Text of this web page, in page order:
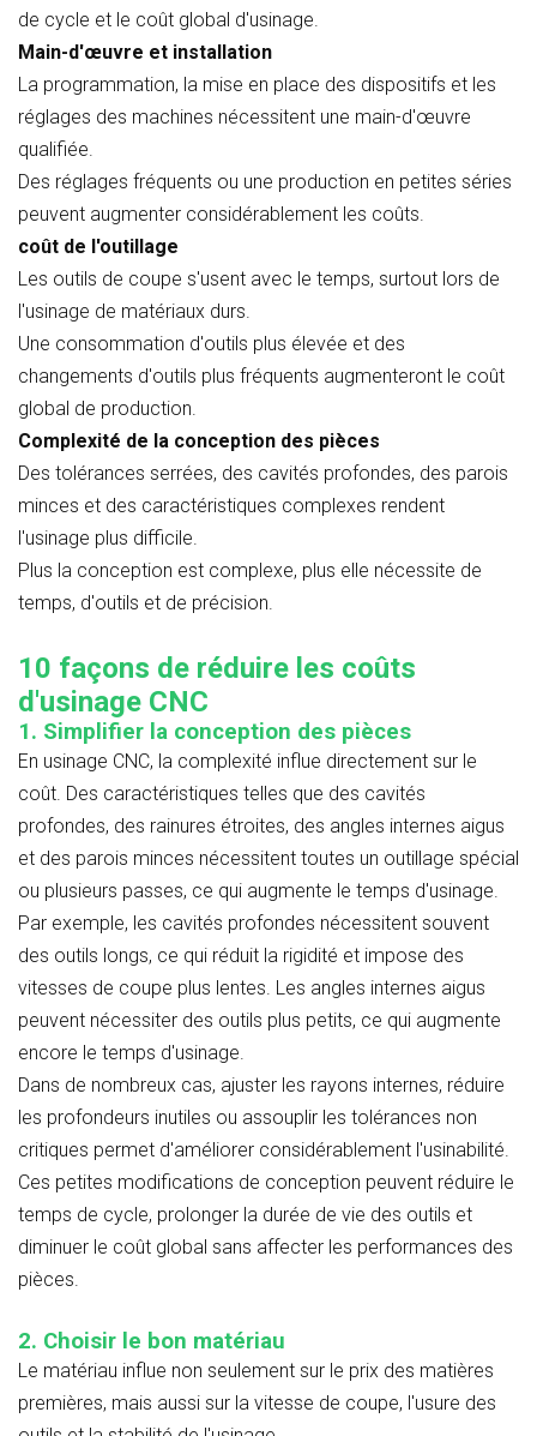
de cycle et le coût global d'usinage.
Main-d'œuvre et installation
La programmation, la mise en place des dispositifs et les
réglages des machines nécessitent une main-d'œuvre
qualifiée.
Des réglages fréquents ou une production en petites séries
peuvent augmenter considérablement les coûts.
coût de l'outillage
Les outils de coupe s'usent avec le temps, surtout lors de
l'usinage de matériaux durs.
Une consommation d'outils plus élevée et des
changements d'outils plus fréquents augmenteront le coût
global de production.
Complexité de la conception des pièces
Des tolérances serrées, des cavités profondes, des parois
minces et des caractéristiques complexes rendent
l'usinage plus difficile.
Plus la conception est complexe, plus elle nécessite de
temps, d'outils et de précision.
10 façons de réduire les coûts
d'usinage CNC
1. Simplifier la conception des pièces
En usinage CNC, la complexité influe directement sur le
coût. Des caractéristiques telles que des cavités
profondes, des rainures étroites, des angles internes aigus
et des parois minces nécessitent toutes un outillage spécial
ou plusieurs passes, ce qui augmente le temps d'usinage.
Par exemple, les cavités profondes nécessitent souvent
des outils longs, ce qui réduit la rigidité et impose des
vitesses de coupe plus lentes. Les angles internes aigus
peuvent nécessiter des outils plus petits, ce qui augmente
encore le temps d'usinage.
Dans de nombreux cas, ajuster les rayons internes, réduire
les profondeurs inutiles ou assouplir les tolérances non
critiques permet d'améliorer considérablement l'usinabilité.
Ces petites modifications de conception peuvent réduire le
temps de cycle, prolonger la durée de vie des outils et
diminuer le coût global sans affecter les performances des
pièces.
2. Choisir le bon matériau
Le matériau influe non seulement sur le prix des matières
premières, mais aussi sur la vitesse de coupe, l'usure des